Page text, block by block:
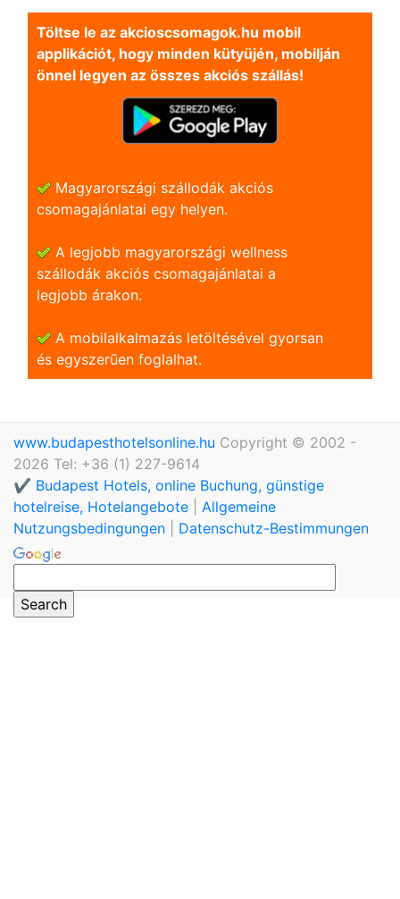
Töltse le az akcioscsomagok.hu mobil
applikációt, hogy minden kütyüjén, mobilján
önnel legyen az összes akciós szállás!
Magyarországi szállodák akciós
csomagajánlatai egy helyen.
A legjobb magyarországi wellness
szállodák akciós csomagajánlatai a
legjobb árakon.
A mobilalkalmazás letöltésével gyorsan
és egyszerũen foglalhat.
www.budapesthotelsonline.hu Copyright © 2002 -
2026 Tel: +36 (1) 227-9614
✔️ Budapest Hotels, online Buchung, günstige
hotelreise, Hotelangebote
Allgemeine
Nutzungsbedingungen
Datenschutz-Bestimmungen